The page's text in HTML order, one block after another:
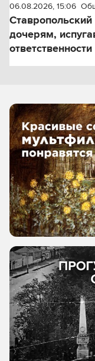
06.08.2026, 15:06
дочерям,
ответственности